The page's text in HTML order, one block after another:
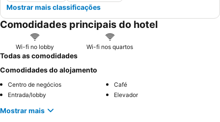
Mostrar mais classificações
Comodidades principais do hotel
Wi-fi no lobby Wi-fi nos quartos
Todas as comodidades
Comodidades do alojamento
Centro de negócios
Café
Entrada/lobby
Elevador
Mostrar mais